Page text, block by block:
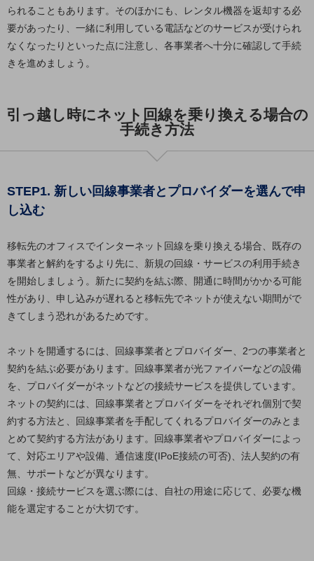
社長からのご挨拶
事業拠点
グループ会社
ニュースルーム
ニュースルームTOP
ニュースリリース
重要なお知らせ
社外からの評価実績
サステナビリティ
サステナビリティTOP
サステナビリティレポート
ダイバーシティ
経営情報
経営情報TOP
業績
決算公告
電子公告
られることもあります。そのほかにも、レンタル機器を返却する必
要があったり、一緒に利用している電話などのサービスが受けられ
なくなったりといった点に注意し、各事業者へ十分に確認して手続
きを進めましょう。
引っ越し時にネット回線を乗り換える場合の
手続き方法
STEP1. 新しい回線事業者とプロバイダーを選んで申
し込む
移転先のオフィスでインターネット回線を乗り換える場合、既存の
事業者と解約をするより先に、新規の回線・サービスの利用手続き
を開始しましょう。新たに契約を結ぶ際、開通に時間がかかる可能
性があり、申し込みが遅れると移転先でネットが使えない期間がで
きてしまう恐れがあるためです。
ネットを開通するには、回線事業者とプロバイダー、2つの事業者と
契約を結ぶ必要があります。回線事業者が光ファイバーなどの設備
を、プロバイダーがネットなどの接続サービスを提供しています。
ネットの契約には、回線事業者とプロバイダーをそれぞれ個別で契
約する方法と、回線事業者を手配してくれるプロバイダーのみとま
とめて契約する方法があります。回線事業者やプロバイダーによっ
て、対応エリアや設備、通信速度(IPoE接続の可否)、法人契約の有
無、サポートなどが異なります。
回線・接続サービスを選ぶ際には、自社の用途に応じて、必要な機
能を選定することが大切です。